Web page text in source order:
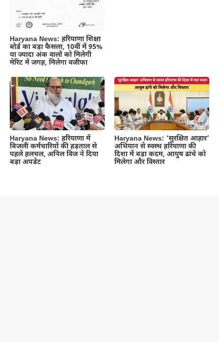
Haryana News: हरियाणा शिक्षा
बोर्ड का बड़ा फैसला, 10वीं में 95%
या ज्यादा अंक वालों को मिलेगी
मेरिट में जगह, मिलेगा वजीफा
Haryana News: हरियाणा में
बिजली कर्मचारियों की हड़ताल से
पहले हलचल, अनिल विज ने दिया
बड़ा अपडेट
Haryana News: ‘सुरक्षित आहार’
अभियान से स्वस्थ हरियाणा की
दिशा में बड़ा कदम, आयुष ढांचे को
मिलेगा और विस्तार